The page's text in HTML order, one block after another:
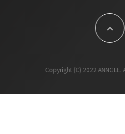
Copyright (C) 2022 ANNGLE.